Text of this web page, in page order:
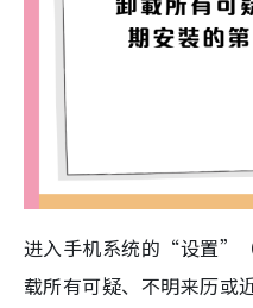
进入手机系统的“设置”
载所有可疑、不明来历或